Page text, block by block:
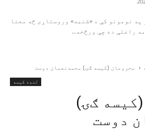
په نومونو کې د «شنبه» وروستاړی څه معنا
راغلې ده چې ورڅخه...